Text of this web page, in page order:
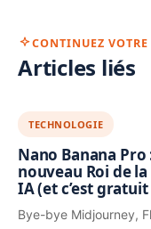
CONTINUEZ VOTRE
Articles liés
TECHNOLOGIE
Nano Banana
nouveau Roi de
IA (et c’est
Bye-bye Midjourney,